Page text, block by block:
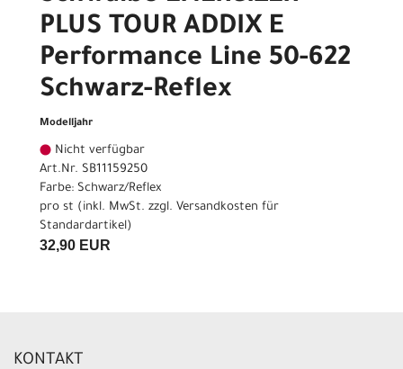
PLUS TOUR ADDIX E
Performance Line 50-622
Schwarz-Reflex
Modelljahr
Nicht verfügbar
Art.Nr. SB11159250
Farbe: Schwarz/Reflex
pro st (inkl. MwSt. zzgl. Versandkosten für
Standardartikel)
32,90 EUR
KONTAKT